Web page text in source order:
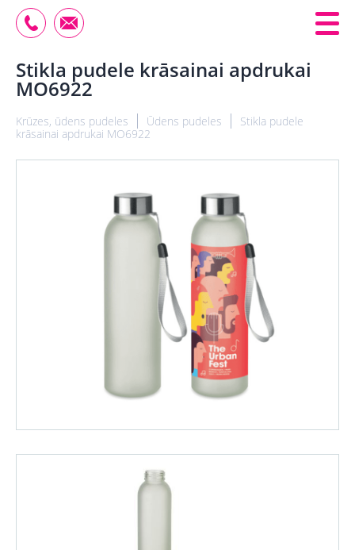
Stikla pudele krāsainai apdrukai
MO6922
Krūzes, ūdens pudeles Ūdens pudeles
Stikla pudele
krāsainai apdrukai MO6922